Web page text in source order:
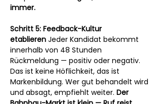
immer.
Schritt 5: Feedback-Kultur
etablieren Jeder Kandidat bekommt
innerhalb von 48 Stunden
Rückmeldung — positiv oder negativ.
Das ist keine Höflichkeit, das ist
Markenbildung. Wer gut behandelt wird
und absagt, empfiehlt weiter. Der